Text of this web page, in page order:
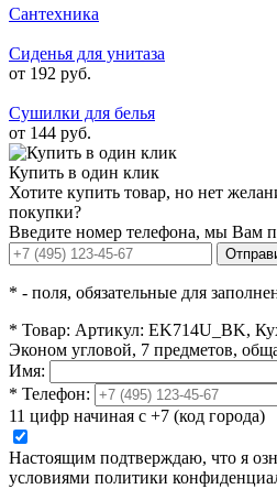
Сантехника
Сиденья для унитаза
от 192 руб.
Сушилки для белья
от 144 руб.
Купить в один клик
Хотите купить товар, но нет
покупки?
Введите номер телефона, мы Вам
* - поля, обязательные для
* Товар: Артикул: EK714U_BK,
Эконом угловой, 7 предметов,
Имя:
* Телефон:
11 цифр начиная с +7 (код города)
Настоящим подтверждаю, что я
условиями политики